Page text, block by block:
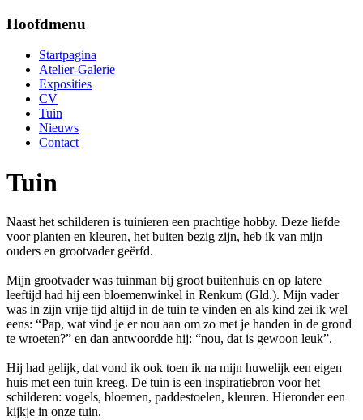
Hoofdmenu
Startpagina
Atelier-Galerie
Exposities
CV
Tuin
Nieuws
Contact
Tuin
Naast het schilderen is tuinieren een prachtige hobby. Deze liefde
voor planten en kleuren, het buiten bezig zijn, heb ik van mijn
ouders en grootvader geërfd.
Mijn grootvader was tuinman bij groot buitenhuis en op latere
leeftijd had hij een bloemenwinkel in Renkum (Gld.). Mijn vader
was in zijn vrije tijd altijd in de tuin te vinden en als kind zei ik wel
eens: “Pap, wat vind je er nou aan om zo met je handen in de grond
te wroeten?” en dan antwoordde hij: “nou, dat is gewoon leuk”.
Hij had gelijk, dat vond ik ook toen ik na mijn huwelijk een eigen
huis met een tuin kreeg. De tuin is een inspiratiebron voor het
schilderen: vogels, bloemen, paddestoelen, kleuren. Hieronder een
kijkje in onze tuin.